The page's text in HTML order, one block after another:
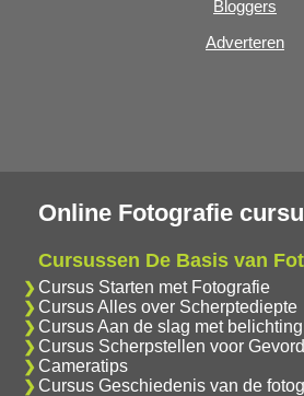
Bloggers
Adverteren
Online Fotografie
Cursussen De Basis van
Cursus Starten met Fotografie
Cursus Alles over Scherptediepte
Cursus Aan de slag met belichting
Cursus Scherpstellen voor
Cameratips
Cursus Geschiedenis van de